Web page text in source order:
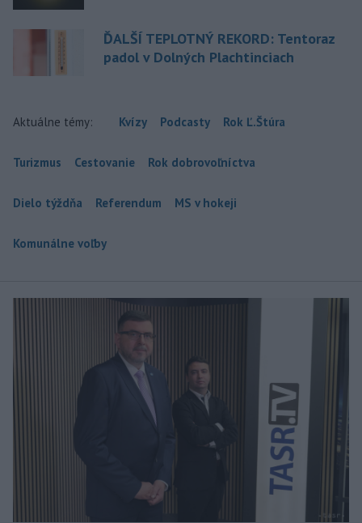
ĎALŠÍ TEPLOTNÝ REKORD: Tentoraz
padol v Dolných Plachtinciach
Aktuálne témy: Kvízy Podcasty Rok Ľ.Štúra
Turizmus Cestovanie Rok dobrovoľníctva
Dielo týždňa Referendum MS v hokeji
Komunálne voľby